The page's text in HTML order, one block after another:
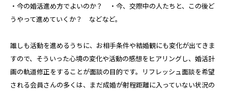
・今の婚活進め方でよいのか？ ・今、交際中の人たちと、この後ど
うやって進めていくか？ などなど。
誰しも活動を進めるうちに、お相手条件や結婚観にも変化が出てきま
すので、そういった心境の変化や活動の感想をヒアリングし、婚活計
画の軌道修正をすることが面談の目的です。リフレッシュ面談を希望
される会員さんの多くは、まだ成婚が射程距離に入っていない状況の